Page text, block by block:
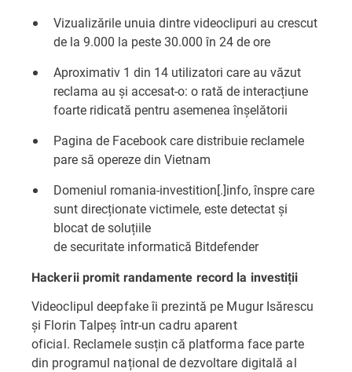
Vizualizările unuia dintre videoclipuri au crescut
de la 9.000 la peste 30.000 în 24 de ore
Aproximativ 1 din 14 utilizatori care au văzut
reclama au și accesat-o: o rată de interacțiune
foarte ridicată pentru asemenea înșelătorii
Pagina de Facebook care distribuie reclamele
pare să opereze din Vietnam
Domeniul romania-investition[.]info, înspre care
sunt direcționate victimele, este detectat și
blocat de soluțiile
de securitate informatică Bitdefender
Hackerii promit randamente record la investiții
Videoclipul deepfake îi prezintă pe Mugur Isărescu
și Florin Talpeș într-un cadru aparent
oficial. Reclamele susțin că platforma face parte
din programul național de dezvoltare digitală al